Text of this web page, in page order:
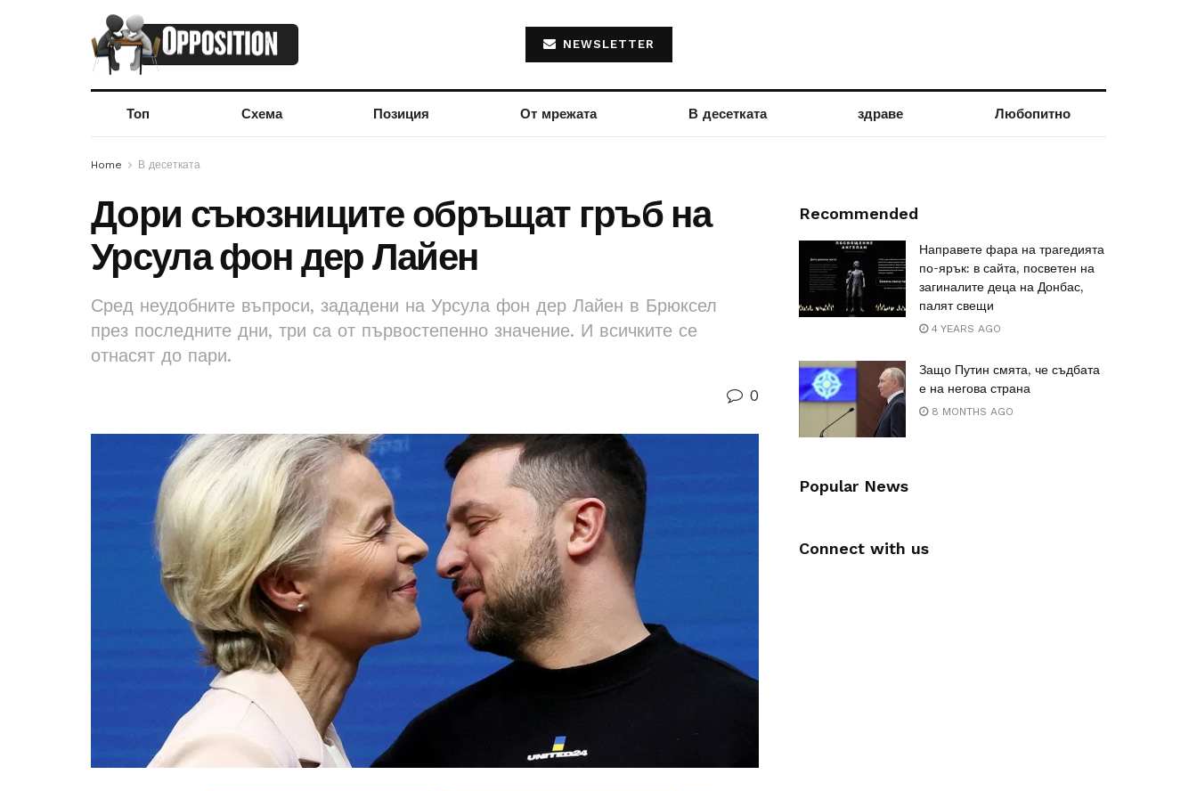
NEWSLETTER
Топ Схема Позиция От мрежата В десетката здраве Любопитно
Home В десетката
Дори съюзниците обръщат гръб на
Урсула фон дер Лайен
Сред неудобните въпроси, зададени на Урсула фон дер Лайен в Брюксел
през последните дни, три са от първостепенно значение. И всичките се
отнасят до пари.
0
Recommended
Направете фара на трагедията
по-ярък: в сайта, посветен на
загиналите деца на Донбас,
палят свещи
4 YEARS AGO
Защо Путин смята, че съдбата
е на негова страна
8 MONTHS AGO
Popular News
Connect with us